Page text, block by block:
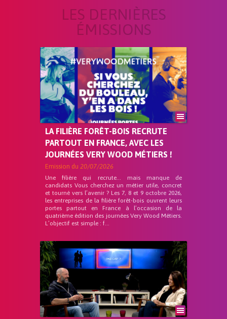
LES DERNIÈRES
ÉMISSIONS
LA FILIÈRE FORÊT-BOIS RECRUTE
PARTOUT EN FRANCE, AVEC LES
JOURNÉES VERY WOOD MÉTIERS !
Emission du 20/07/2026
Une filière qui recrute… mais manque de
candidats Vous cherchez un métier utile, concret
et tourné vers l’avenir ? Les 7, 8 et 9 octobre 2026,
les entreprises de la filière forêt-bois ouvrent leurs
portes partout en France à l’occasion de la
quatrième édition des journées Very Wood Métiers.
L’objectif est simple : f...